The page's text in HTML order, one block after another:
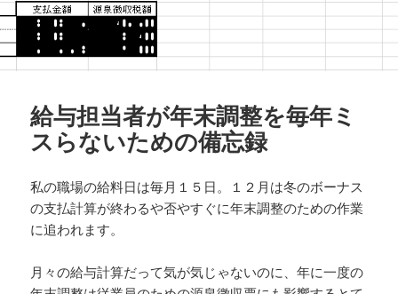
給与担当者が年末調整を毎年ミ
スらないための備忘録
私の職場の給料日は毎月１５日。１２月は冬のボーナス
の支払計算が終わるや否やすぐに年末調整のための作業
に追われます。
月々の給与計算だって気が気じゃないのに、年に一度の